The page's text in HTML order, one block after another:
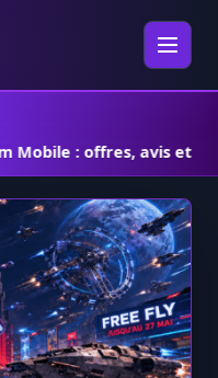
Ouvrir
: offres, avis et réseau